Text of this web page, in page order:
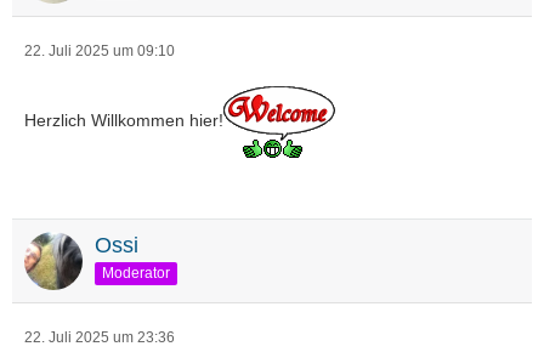
22. Juli 2025 um 09:10
Herzlich Willkommen hier!
Ossi
Moderator
22. Juli 2025 um 23:36